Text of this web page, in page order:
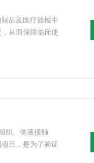
品及医疗器械中
从而保障临床使
织、体液接触
目，是为了验证